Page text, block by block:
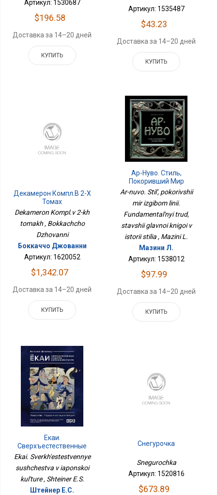
Артикул: 1530687
$196.58
Доставка за 14–20 дней
КУПИТЬ
Артикул: 1535487
$43.23
Доставка за 14–20 дней
КУПИТЬ
Декамерон Компл.в 2-Х
Томах
Dekameron Kompl.v 2-kh
tomakh , Bokkachcho
Dzhovanni
Боккаччо Джованни
Артикул: 1620052
$1,342.07
Доставка за 14–20 дней
КУПИТЬ
Ар-Нуво. Стиль,
Покоривший Мир
Изгибом Линии.
Фундаментальный Труд,
Ставший Главной Книгой
В Истории Стиля
Ar-nuvo. Stil', pokorivshii
mir izgibom linii.
Fundamental'nyi trud,
stavshii glavnoi knigoi v
istorii stilia , Mazini L.
Мазини Л.
Артикул: 1538012
$97.99
Доставка за 14–20 дней
КУПИТЬ
Екаи.
Сверхъестественные
Существа В Японской
Ekai. Sverkh'estestvennye
sushchestva v iaponskoi
kul'ture , Shteiner E.S.
Штейнер Е.С.
Снегурочка
Snegurochka
Артикул: 1520816
$673.89